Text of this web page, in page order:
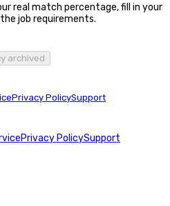
real match percentage, fill in your
job requirements.
archived
Privacy PolicySupport
Privacy PolicySupport